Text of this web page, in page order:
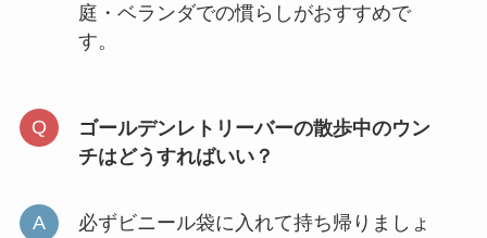
庭・ベランダでの慣らしがおすすめで
す。
ゴールデンレトリーバーの散歩中のウン
チはどうすればいい？
必ずビニール袋に入れて持ち帰りましょ